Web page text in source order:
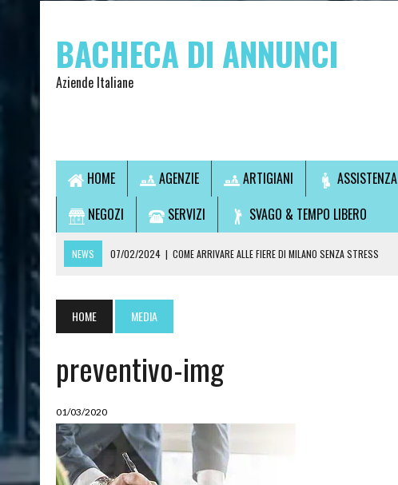
BACHECA DI ANNUNCI
Aziende Italiane
HOME AGENZIE ARTIGIANI ASSISTENZA
NEGOZI
SERVIZI SVAGO & TEMPO LIBERO
NEWS 07/02/2024 | COME ARRIVARE ALLE FIERE DI MILANO SENZA STRESS
28/07/2021 | CONSULTI DI CARTOMANZIA
QUALI SONO LE MIGLIORI PIANTE DA APPARTAMENTO
HOME MEDIA
preventivo-img
01/03/2020